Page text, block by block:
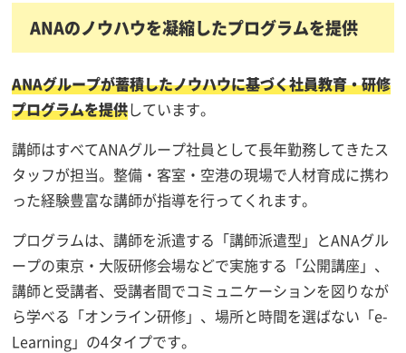
ANAのノウハウを凝縮したプログラムを提供
ANAグループが蓄積したノウハウに基づく社員教育・研修
プログラムを提供しています。
講師はすべてANAグループ社員として長年勤務してきたス
タッフが担当。整備・客室・空港の現場で人材育成に携わ
った経験豊富な講師が指導を行ってくれます。
プログラムは、講師を派遣する「講師派遣型」とANAグル
ープの東京・大阪研修会場などで実施する「公開講座」、
講師と受講者、受講者間でコミュニケーションを図りなが
ら学べる「オンライン研修」、場所と時間を選ばない「e-
Learning」の4タイプです。